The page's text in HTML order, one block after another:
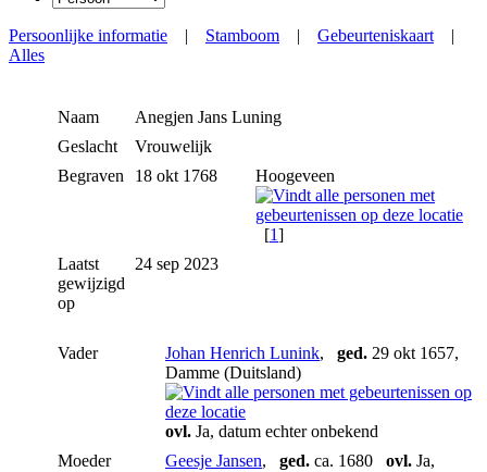
Persoonlijke informatie | Stamboom | Gebeurteniskaart |
Alles
Naam Anegjen Jans Luning
Geslacht
Vrouwelijk
Begraven
18 okt 1768 Hoogeveen
[1]
Laatst
gewijzigd
op
24 sep 2023
Vader Johan Henrich Lunink, ged. 29 okt 1657,
Damme (Duitsland)
ovl. Ja, datum echter onbekend
Moeder
Geesje Jansen, ged. ca. 1680 ovl. Ja,